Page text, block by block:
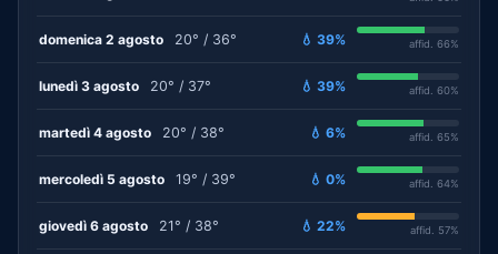
domenica 2 agosto 20° / 36° 💧 39% affid. 66%
lunedì 3 agosto 20° / 37° 💧 39% affid. 60%
martedì 4 agosto 20° / 38° 💧 6% affid. 65%
mercoledì 5 agosto 19° / 39° 💧 0% affid. 64%
giovedì 6 agosto 21° / 38° 💧 22% affid. 57%